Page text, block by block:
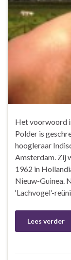
Het voorwoord
Polder is
hoogleraar
Amsterdam. Zij
1962 in
Nieuw-Guinea.
‘Lachvogel’-
Lees verder